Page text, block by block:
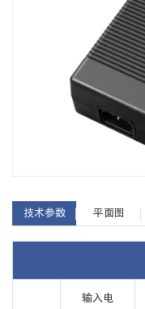
技术参数 平面图
输入电